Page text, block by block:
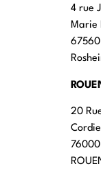
4 rue
Marie
67560
20
76000